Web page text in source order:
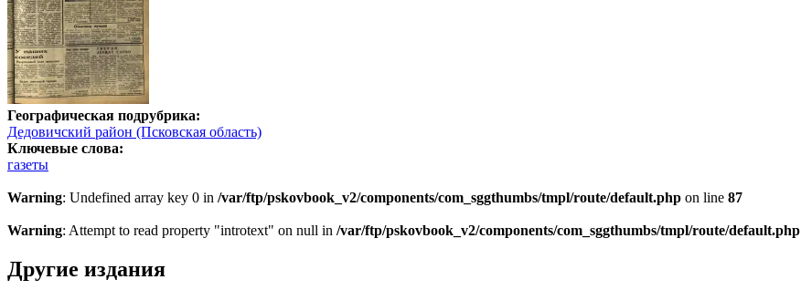
Географическая подрубрика:
Дедовичский район (Псковская область)
Ключевые слова:
газеты
Warning: Undefined array key 0 in /var/ftp/pskovbook_v2/components/com_sggthumbs/tmpl/route/default.php on line 87
Warning: Attempt to read property "introtext" on null in /var/ftp/pskovbook_v2/components/com_sggthumbs/tmpl/route/default.php
Другие издания